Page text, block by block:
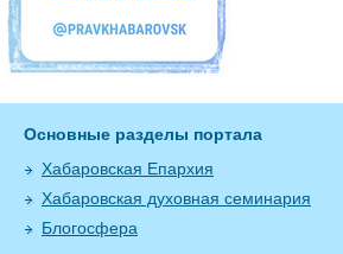
Основные разделы портала
Хабаровская Епархия
Хабаровская духовная семинария
Блогосфера